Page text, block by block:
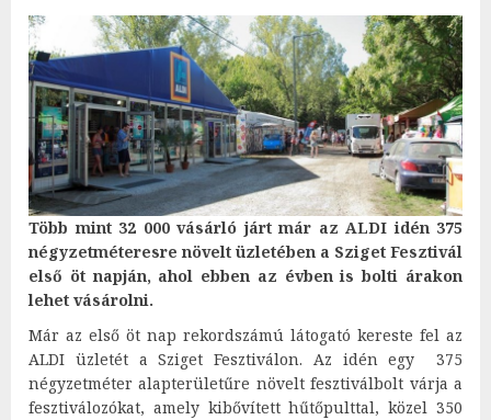
Több mint 32 000 vásárló járt már az ALDI idén 375
négyzetméteresre növelt üzletében a Sziget Fesztivál
első öt napján, ahol ebben az évben is bolti árakon
lehet vásárolni.
Már az első öt nap rekordszámú látogató kereste fel az
ALDI üzletét a Sziget Fesztiválon. Az idén egy 375
négyzetméter alapterületűre növelt fesztiválbolt várja a
fesztiválozókat, amely kibővített hűtőpulttal, közel 350